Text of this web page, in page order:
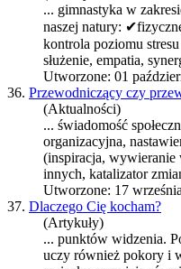
... gimnastyka w
naszej natury:
kontrola poziomu
służenie, empatia,
Utworzone: 01
36. Przewodniczący czy
(Aktualności)
... świadomość
organizacyjna,
(inspiracja, wywieranie
innych, katalizator
Utworzone: 17
37. Dlaczego Cię kocham?
(Artykuły)
... punktów widzenia.
uczy również pokory i